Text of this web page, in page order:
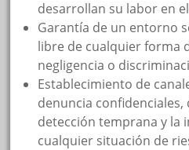
desarrollan su labor en
Garantía de un entorno
libre de cualquier forma
negligencia o
Establecimiento de
denuncia
detección temprana y la
cualquier situación de